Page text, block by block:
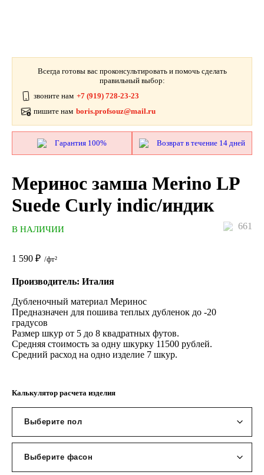
Всегда готовы вас проконсультировать и помочь сделать
правильный выбор:
звоните нам +7 (919) 728-23-23
пишите нам boris.profsouz@mail.ru
Гарантия 100% Возврат в течение 14 дней
Меринос замша Merino LP
Suede Curly indic/индик
661
В НАЛИЧИИ
1 590 ₽ /фт²
Производитель: Италия
Дубленочный материал Меринос
Предназначен для пошива теплых дубленок до -20
градусов
Размер шкур от 5 до 8 квадратных футов.
Средняя стоимость за одну шкурку 11500 рублей.
Средний расход на одно изделие 7 шкур.
Калькулятор расчета изделия